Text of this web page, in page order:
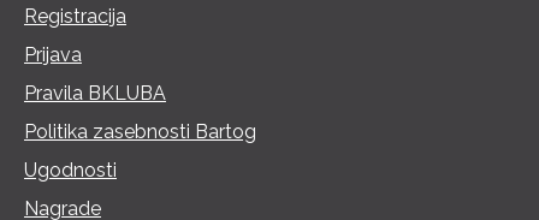
Registracija
Prijava
Pravila BKLUBA
Politika zasebnosti Bartog
Ugodnosti
Nagrade